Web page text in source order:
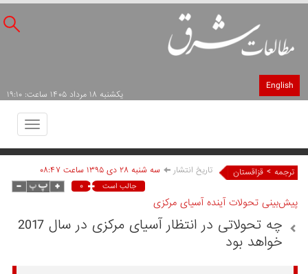
English
يکشنبه ۱۸ مرداد ۱۴۰۵ ساعت: ۱۹:۱۰
Toggle
ترجمه > قزاقستان تاریخ انتشار سه شنبه ۲۸ دی ۱۳۹۵ ساعت ۰۸:۴۷
جالب است ۰
پیش‌بینی تحولات آینده آسیای مرکزی
چه تحولاتی در انتظار آسیای مرکزی در سال 2017
خواهد بود